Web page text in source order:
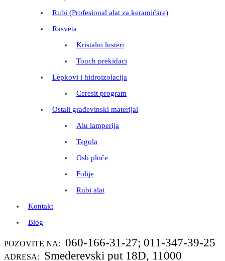
Rubi (Profesional alat za keramičare)
Rasveta
Kristalni lusteri
Touch prekidaci
Lepkovi i hidroizolacija
Ceresit program
Ostali građevinski materijal
Alu lamperija
Tegola
Osb ploče
Folije
Rubi alat
Kontakt
Blog
POZOVITE NA: 060-166-31-27; 011-347-39-25
ADRESA:
Smederevski put 18D, 11000